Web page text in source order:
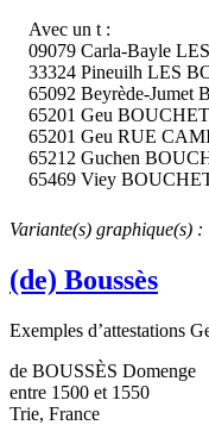
Avec un t :
09079 Carla-Bayle
33324 Pineuilh LES
65092 Beyrède-Jumet
65201 Geu
65201 Geu RUE
65212 Guchen
65469 Viey
Variante(s) graphique(s) :
(de) Boussès
Exemples d’attestations
de BOUSSÈS Domenge
entre 1500 et 1550
Trie, France